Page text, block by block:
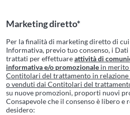
Marketing diretto*
Per la finalità di marketing diretto di cui
Informativa, previo tuo consenso, i
trattati per effettuareattività di
informativa e/o promozionale in merito
Contitolari del trattamento in
o venduti dai Contitolari del
su nuove promozioni, proporti nuovi
Consapevole che il consenso è libero e
desidero: